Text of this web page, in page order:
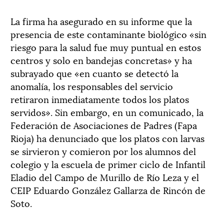
La firma ha asegurado en su informe que la
presencia de este contaminante biológico «sin
riesgo para la salud fue muy puntual en estos
centros y solo en bandejas concretas» y ha
subrayado que «en cuanto se detectó la
anomalía, los responsables del servicio
retiraron inmediatamente todos los platos
servidos». Sin embargo, en un comunicado, la
Federación de Asociaciones de Padres (Fapa
Rioja) ha denunciado que los platos con larvas
se sirvieron y comieron por los alumnos del
colegio y la escuela de primer ciclo de Infantil
Eladio del Campo de Murillo de Río Leza y el
CEIP Eduardo González Gallarza de Rincón de
Soto.